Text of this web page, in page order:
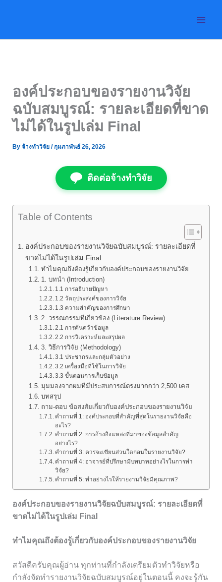
องค์ประกอบของรายงานวิจัย
ฉบับสมบูรณ์: รายละเอียดที่ขาด
ไม่ได้ในรูปเล่ม Final
By จ้างทำวิจัย /กุมภาพันธ์ 26, 2026
ติดต่อจ้างทำวิจัย
Table of Contents
องค์ประกอบของรายงานวิจัยฉบับสมบูรณ์: รายละเอียดที่
ขาดไม่ได้ในรูปเล่ม Final
ทำไมคุณถึงต้องรู้เกี่ยวกับองค์ประกอบของรายงานวิจัย
1. บทนำ (Introduction)
1.1 การอธิบายปัญหา
1.2 วัตถุประสงค์ของการวิจัย
1.3 ความสำคัญของการศึกษา
2. วรรณกรรมที่เกี่ยวข้อง (Literature Review)
2.1 การค้นคว้าข้อมูล
2.2 การวิเคราะห์และสรุปผล
3. วิธีการวิจัย (Methodology)
3.1 ประชากรและกลุ่มตัวอย่าง
3.2 เครื่องมือที่ใช้ในการวิจัย
3.3 ขั้นตอนการเก็บข้อมูล
มุมมองจากผมที่มีประสบการณ์ตรงมากกว่า 2,500 เคส
บทสรุป
ถาม-ตอบ ข้อสงสัยเกี่ยวกับองค์ประกอบของรายงานวิจัย
คำถามที่ 1: องค์ประกอบที่สำคัญที่สุดในรายงานวิจัยคือ
อะไร?
คำถามที่ 2: การอ้างอิงแหล่งที่มาของข้อมูลสำคัญ
อย่างไร?
คำถามที่ 3: ควรจะเขียนส่วนใดก่อนในรายงานวิจัย?
คำถามที่ 4: อาจารย์ที่ปรึกษามีบทบาทอย่างไรในการทำ
วิจัย?
คำถามที่ 5: ทำอย่างไรให้รายงานวิจัยมีคุณภาพ?
องค์ประกอบของรายงานวิจัยฉบับสมบูรณ์: รายละเอียดที่
ขาดไม่ได้ในรูปเล่ม Final
ทำไมคุณถึงต้องรู้เกี่ยวกับองค์ประกอบของรายงานวิจัย
สวัสดีครับคุณผู้อ่าน ทุกท่านที่กำลังเตรียมตัวทำวิจัยหรือ
กำลังจัดทำรายงานวิจัยฉบับสมบูรณ์อยู่ในตอนนี้ คงจะรู้กัน